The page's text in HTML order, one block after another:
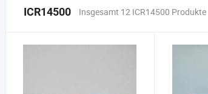
ICR14500 Insgesamt 12 ICR14500 Produkte